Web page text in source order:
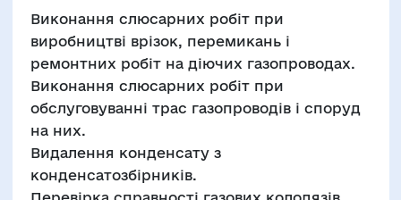
Виконання слюсарних робіт при
виробництві врізок, перемикань і
ремонтних робіт на діючих газопроводах.
Виконання слюсарних робіт при
обслуговуванні трас газопроводів і споруд
на них.
Видалення конденсату з
конденсатозбірників.